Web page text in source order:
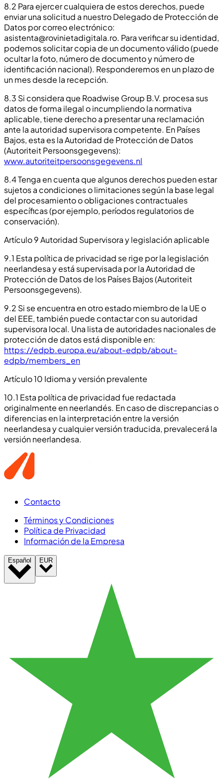
8.2 Para ejercer cualquiera de estos derechos, puede
enviar una solicitud a nuestro Delegado de Protección de
Datos por correo electrónico:
asistenta@rovinietadigitala.ro. Para verificar su identidad,
podemos solicitar copia de un documento válido (puede
ocultar la foto, número de documento y número de
identificación nacional). Responderemos en un plazo de
un mes desde la recepción.
8.3 Si considera que Roadwise Group B.V. procesa sus
datos de forma ilegal o incumpliendo la normativa
aplicable, tiene derecho a presentar una reclamación
ante la autoridad supervisora competente. En Países
Bajos, esta es la Autoridad de Protección de Datos
(Autoriteit Persoonsgegevens):
www.autoriteitpersoonsgegevens.nl
8.4 Tenga en cuenta que algunos derechos pueden estar
sujetos a condiciones o limitaciones según la base legal
del procesamiento o obligaciones contractuales
específicas (por ejemplo, períodos regulatorios de
conservación).
Artículo 9 Autoridad Supervisora y legislación aplicable
9.1 Esta política de privacidad se rige por la legislación
neerlandesa y está supervisada por la Autoridad de
Protección de Datos de los Países Bajos (Autoriteit
Persoonsgegevens).
9.2 Si se encuentra en otro estado miembro de la UE o
del EEE, también puede contactar con su autoridad
supervisora local. Una lista de autoridades nacionales de
protección de datos está disponible en:
https://edpb.europa.eu/about-edpb/about-
edpb/members_en
Artículo 10 Idioma y versión prevalente
10.1 Esta política de privacidad fue redactada
originalmente en neerlandés. En caso de discrepancias o
diferencias en la interpretación entre la versión
neerlandesa y cualquier versión traducida, prevalecerá la
versión neerlandesa.
Contacto
Términos y Condiciones
Política de Privacidad
Información de la Empresa
Español EUR